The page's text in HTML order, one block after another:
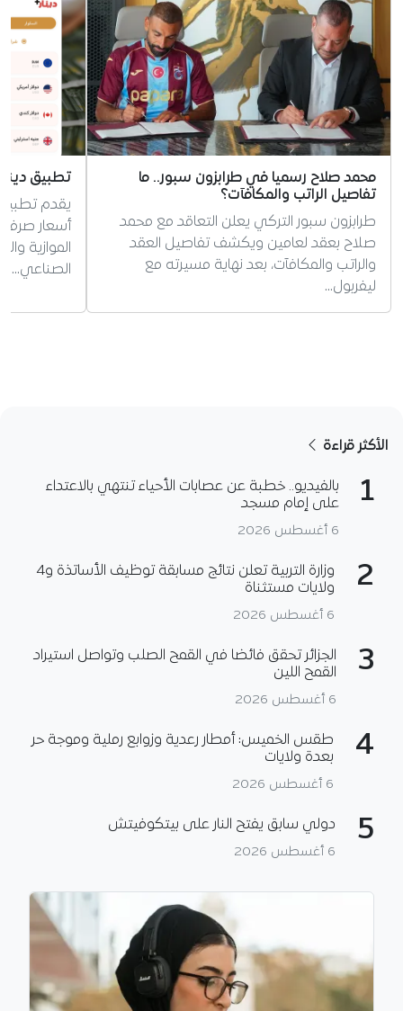
محمد صلاح رسميا في طرابزون سبور.. ما
تفاصيل الراتب والمكافآت؟
طرابزون سبور التركي يعلن التعاقد مع محمد
صلاح بعقد لعامين ويكشف تفاصيل العقد
والراتب والمكافآت، بعد نهاية مسيرته مع
ليفربول…
تطبيق
يقدم
أسعار صرف
الموازية
الصناعي…
الأكثر قراءة
1
بالفيديو.. خطبة عن عصابات الأحياء تنتهي بالاعتداء
على إمام مسجد
6 أغسطس 2026
2
وزارة التربية تعلن نتائج مسابقة توظيف الأساتذة و4
ولايات مستثناة
6 أغسطس 2026
3
الجزائر تحقق فائضا في القمح الصلب وتواصل استيراد
القمح اللين
6 أغسطس 2026
4
طقس الخميس: أمطار رعدية وزوابع رملية وموجة حر
بعدة ولايات
6 أغسطس 2026
5 دولي سابق يفتح النار على بيتكوفيتش
6 أغسطس 2026